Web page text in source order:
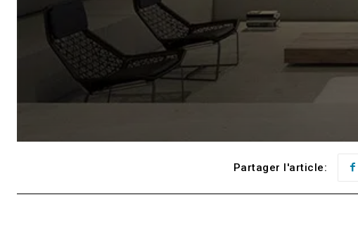
Partager l'article: